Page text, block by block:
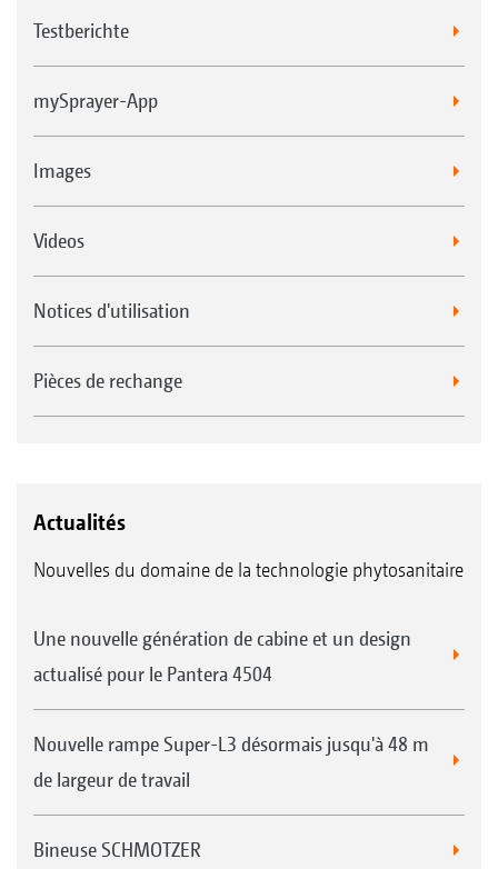
Testberichte
mySprayer-App
Images
Videos
Notices d'utilisation
Pièces de rechange
Actualités
Nouvelles du domaine de la technologie phytosanitaire
Une nouvelle génération de cabine et un design
actualisé pour le Pantera 4504
Nouvelle rampe Super-L3 désormais jusqu'à 48 m
de largeur de travail
Bineuse SCHMOTZER